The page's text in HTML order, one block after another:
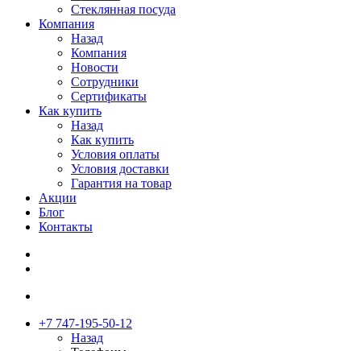
Стеклянная посуда
Компания
Назад
Компания
Новости
Сотрудники
Сертификаты
Как купить
Назад
Как купить
Условия оплаты
Условия доставки
Гарантия на товар
Акции
Блог
Контакты
+7 747-195-50-12
Назад